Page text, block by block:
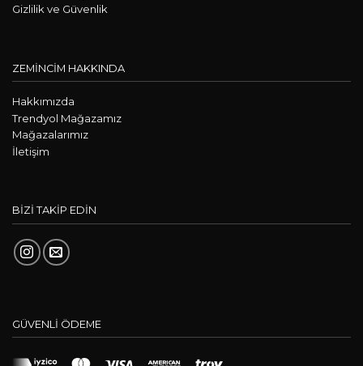
Gizlilik ve Güvenlik
ZEMİNCİM HAKKINDA
Hakkımızda
Trendyol Mağazamız
Mağazalarımız
İletişim
BİZİ TAKİP EDİN
GÜVENLİ ÖDEME